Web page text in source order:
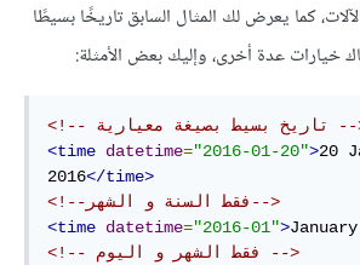
كما يعرض لك المثال السابق تاريخًا بسيطًا
خيارات عدة أخرى، وإليك بعض الأمثلة:
بصيغة معيارية -->
<time datetime="2016-01-20">20
2016</time>
<!--فقط السنة و الشهر-->
<time datetime="2016-01">
<!-- فقط الشهر و اليوم -->